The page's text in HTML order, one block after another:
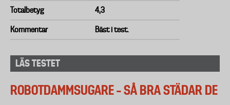
Totalbetyg 4,3
Kommentar Bäst i test.
LÄS TESTET
ROBOTDAMMSUGARE – SÅ BRA STÄDAR DE